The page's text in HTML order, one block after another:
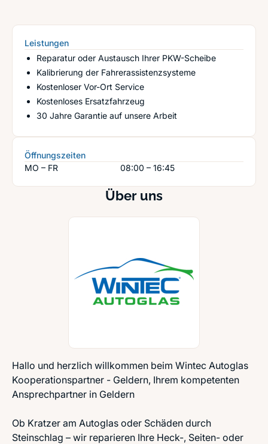
Über uns
Hallo und herzlich willkommen beim Wintec Autoglas
Kooperationspartner - Geldern, Ihrem kompetenten
Ansprechpartner in Geldern
Ob Kratzer am Autoglas oder Schäden durch
Steinschlag – wir reparieren Ihre Heck-, Seiten- oder
Leistungen
Reparatur oder Austausch Ihrer PKW-Scheibe
Kalibrierung der Fahrerassistenzsysteme
Kostenloser Vor-Ort Service
Kostenloses Ersatzfahrzeug
30 Jahre Garantie auf unsere Arbeit
Öffnungszeiten
MO – FR
08:00 – 16:45